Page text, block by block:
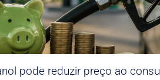
pode reduzir preço ao